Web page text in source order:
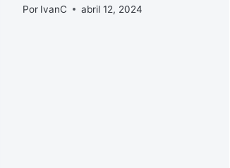
Por IvanC abril 12, 2024